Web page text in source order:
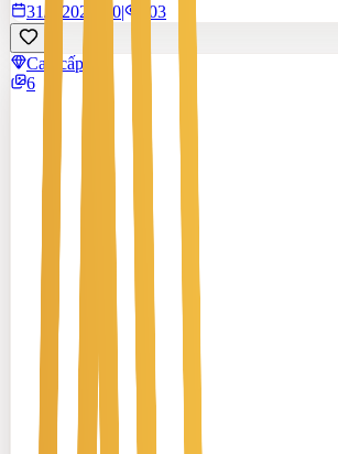
31/7/2026
0| 203
Cao cấp
6